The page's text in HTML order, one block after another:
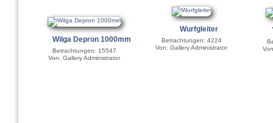
Wilga Depron 1000mm
Betrachtungen: 15547
Von: Gallery Administrator
Wurfgleiter
Betrachtungen: 4224
Von: Gallery Administrator